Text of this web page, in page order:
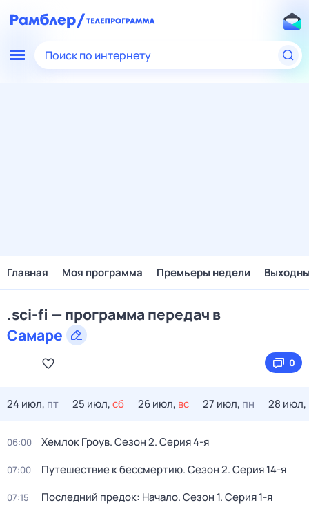
Поиск по интернету
Главная Моя программа Премьеры недели
.sci-fi — программа передач в
Самаре
0
24 июл, пт 25 июл,сб 26 июл, вс 27 июл, пн 28 июл,
06:00 Хемлок Гроув. Сезон 2. Серия 4-я
07:00 Путешествие к бессмертию. Сезон 2. Серия 14-я
07:15 Последний предок: Начало. Сезон 1. Серия 1-я